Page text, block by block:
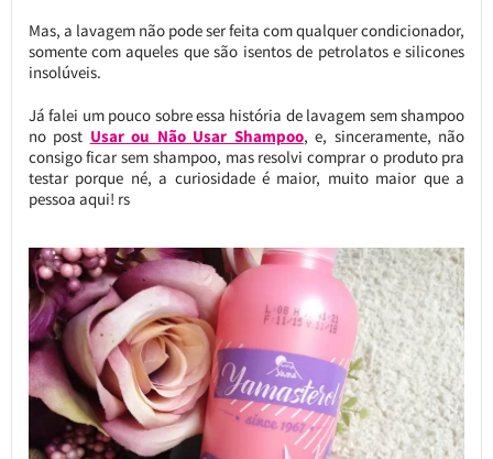
Mas, a lavagem não pode ser feita com qualquer condicionador,
somente com aqueles que são isentos de petrolatos e silicones
insolúveis.
Já falei um pouco sobre essa história de lavagem sem shampoo
no post Usar ou Não Usar Shampoo, e, sinceramente, não
consigo ficar sem shampoo, mas resolvi comprar o produto pra
testar porque né, a curiosidade é maior, muito maior que a
pessoa aqui! rs